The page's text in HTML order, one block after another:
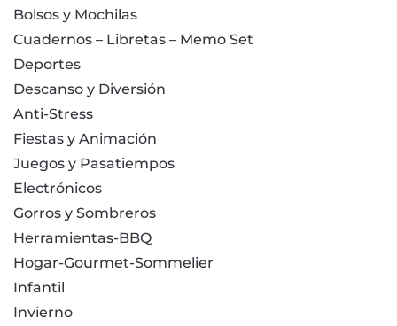
Bolsos y Mochilas
Cuadernos – Libretas – Memo Set
Deportes
Descanso y Diversión
Anti-Stress
Fiestas y Animación
Juegos y Pasatiempos
Electrónicos
Gorros y Sombreros
Herramientas-BBQ
Hogar-Gourmet-Sommelier
Infantil
Invierno